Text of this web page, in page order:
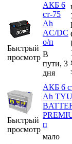
Быстрый
просмотр
АКБ 6
ст-75
Ah
AC/DC
о/п
В
пути, 3
дня
Быстрый
просмотр
АКБ 6
Ah
п
мало